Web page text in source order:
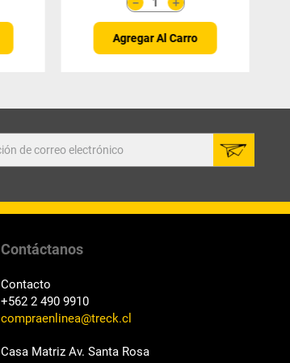
Agregar Al Carro
Contáctanos
Contacto
+562 2 490 9910
compraenlinea@treck.cl
Casa Matriz Av. Santa Rosa